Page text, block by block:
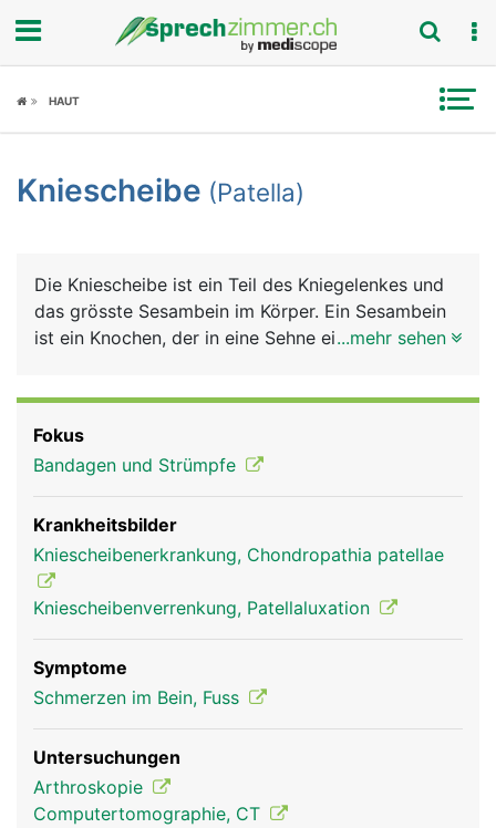
Fokus
Symptome
News
Rubriken
HAUT
Kniescheibe (Patella)
Die Kniescheibe ist ein Teil des Kniegelenkes und
das grösste Sesambein im Körper. Ein Sesambein
ist ein Knochen, der in eine Sehne eingelagert ist,
dreieckig, mit der Spitze nach unten zeigend. Sie
sorgt erstens für eine Reibungsminderung der
genannten Sehne bei der Kniebeugung und
zweitens verstärkt sie die Kraft des
Oberschenkelmuskels auf den Unterschenkel, da
sie wie ein Hebel wirkt. Dadurch kann die vordere
Oberschenkelmuskulatur das Bein auch bei
...mehr sehen
Fokus
Bandagen und Strümpfe
Krankheitsbilder
Kniescheibenerkrankung, Chondropathia patellae
Kniescheibenverrenkung, Patellaluxation
Symptome
Schmerzen im Bein, Fuss
Untersuchungen
Arthroskopie
Computertomographie, CT